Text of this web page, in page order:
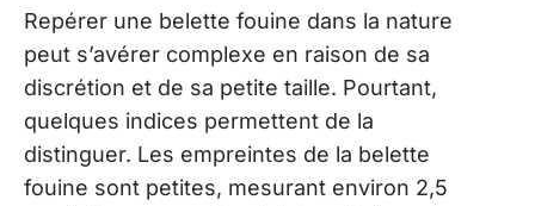
Repérer une belette fouine dans la nature
peut s’avérer complexe en raison de sa
discrétion et de sa petite taille. Pourtant,
quelques indices permettent de la
distinguer. Les empreintes de la belette
fouine sont petites, mesurant environ 2,5